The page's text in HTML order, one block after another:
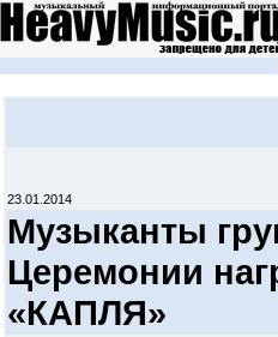
23.01.2014
Музыканты
Церемонии
«КАПЛЯ»